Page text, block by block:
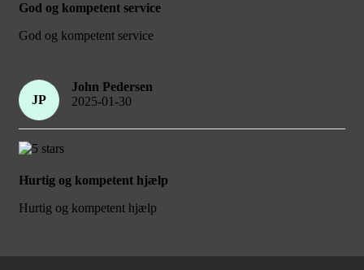
God og kompetent service
God og kompetent service
JP
John Pedersen
2025-01-30
Hurtig og kompetent hjælp
Hurtig og kompetent hjælp